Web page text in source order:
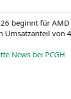
beginnt für
Umsatzanteil von
News bei PCGH